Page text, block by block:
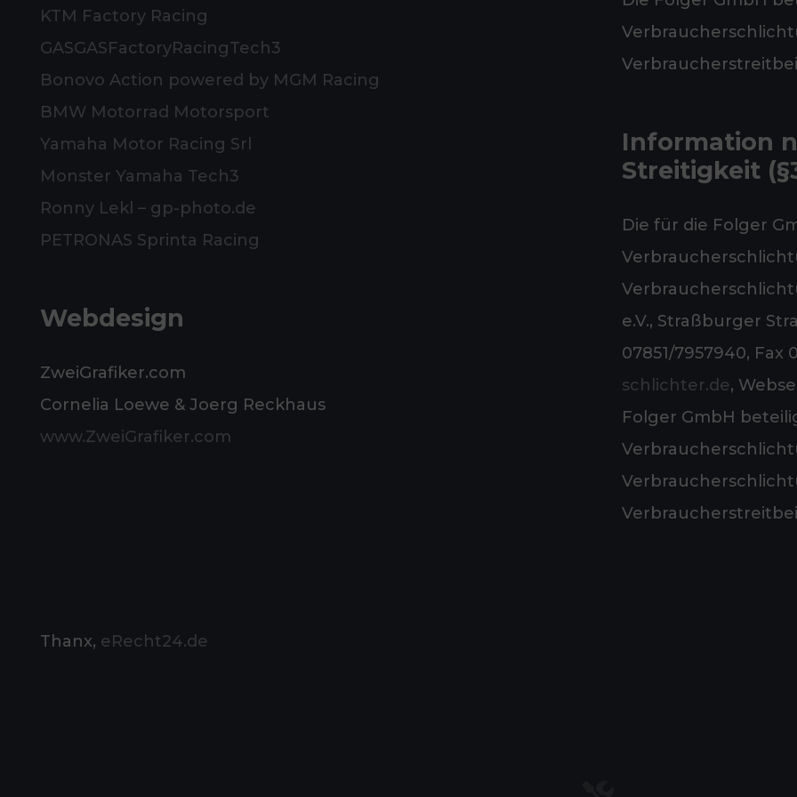
KTM Factory Racing
GASGASFactoryRacingTech3
Bonovo Action powered by MGM Racing
BMW Motorrad Motorsport
Yamaha Motor Racing Srl
Monster Yamaha Tech3
Ronny Lekl – gp-photo.de
PETRONAS Sprinta Racing
Webdesign
ZweiGrafiker.com
Cornelia Loewe & Joerg Reckhaus
www.ZweiGrafiker.com
Information
Streitigkeit
Die für die Folger
e.V., Straßburger
07851/7957940, Fax
schlichter.de,
Folger GmbH
Thanx, eRecht24.de